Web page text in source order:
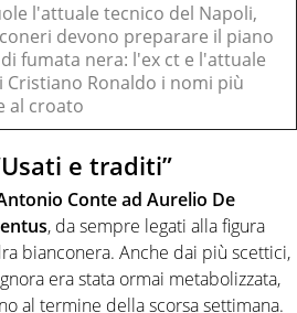
l'attuale tecnico del Napoli,
devono preparare il piano
fumata nera: l'ex ct e l'attuale
Cristiano Ronaldo i nomi più
al croato
e traditi”
Conte ad Aurelio De
, da sempre legati alla figura
bianconera. Anche dai più scettici,
era stata ormai metabolizzata,
al termine della scorsa settimana.